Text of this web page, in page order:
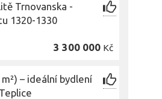
Trnovanska -
1320-1330
3 300 000 Kč
– ideální bydlení